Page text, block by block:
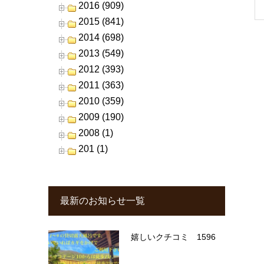
2016 (909)
2015 (841)
2014 (698)
2013 (549)
2012 (393)
2011 (363)
2010 (359)
2009 (190)
2008 (1)
201 (1)
最新のお知らせ一覧
嬉しいクチコミ 1596